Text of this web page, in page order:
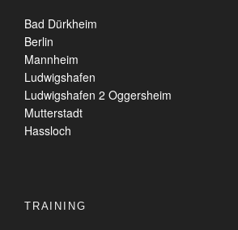
Bad Dürkheim
Berlin
Mannheim
Ludwigshafen
Ludwigshafen 2 Oggersheim
Mutterstadt
Hassloch
TRAINING